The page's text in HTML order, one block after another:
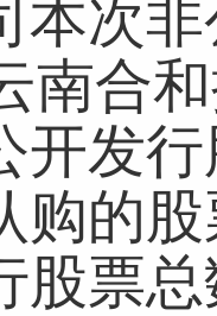
本次
南合
开发
购的
股票